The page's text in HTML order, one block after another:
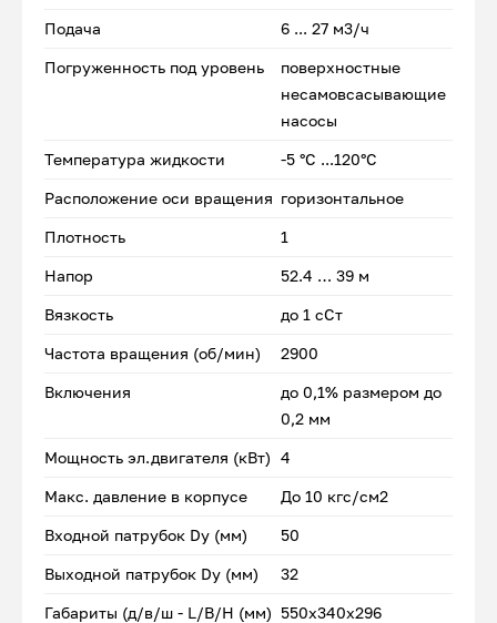
Подача 6 ... 27 м3/ч
Погруженность под уровень
поверхностные
несамовсасывающие
насосы
Температура жидкости -5 °C ...120°C
Расположение оси вращения горизонтальное
Плотность 1
Напор 52.4 … 39 м
Вязкость до 1 сСт
Частота вращения (об/мин) 2900
Включения
до 0,1% размером до
0,2 мм
Мощность эл.двигателя (кВт) 4
Макс. давление в корпусе До 10 кгс/см2
Входной патрубок Dу (мм) 50
Выходной патрубок Dу (мм) 32
Габариты (д/в/ш - L/B/H (мм) 550x340х296